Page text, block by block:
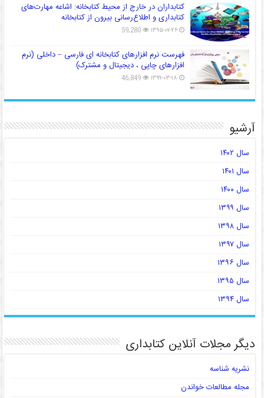
کتابداران در خارج از محیط کتابخانه: اشاعه مهارت‌های
کتابداری و اطلاع‌رسانی بیرون از کتابخانه
۱۳۹۵-۰۷-۲۶ 59,280
فهرست نرم افزارهای کتابخانه ای فارسی – داخلی (نرم
افزارهای چاپی ، دیجیتال و مشترک)
۱۳۹۹-۰۳-۱۸ 46,849
آرشیو
سال ۱۴۰۲
سال ۱۴۰۱
سال ۱۴۰۰
سال ۱۳۹۹
سال ۱۳۹۸
سال ۱۳۹۷
سال ۱۳۹۶
سال ۱۳۹۵
سال ۱۳۹۴
دیگر مجلات آنلاین کتابداری
نشریه شناسه
مجله مطالعات خواندن